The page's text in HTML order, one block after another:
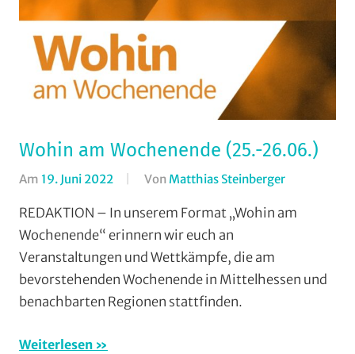
Wohin am Wochenende (25.-26.06.)
Am 19. Juni 2022 Von Matthias Steinberger
Wohin
(WaW)
REDAKTION – In unserem Format „Wohin am
Wochenende“ erinnern wir euch an
Veranstaltungen und Wettkämpfe, die am
bevorstehenden Wochenende in Mittelhessen und
benachbarten Regionen stattfinden.
Weiterlesen